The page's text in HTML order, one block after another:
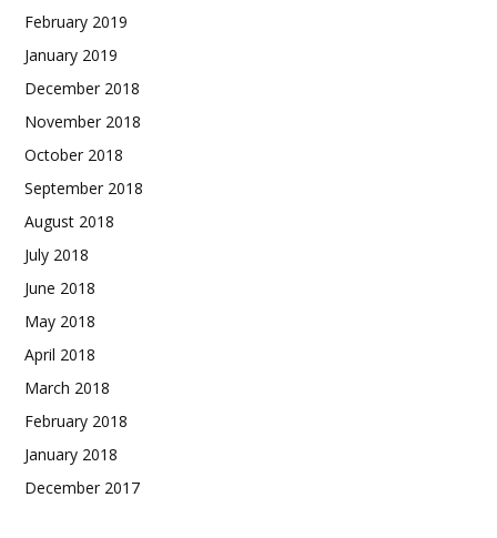
February 2019
January 2019
December 2018
November 2018
October 2018
September 2018
August 2018
July 2018
June 2018
May 2018
April 2018
March 2018
February 2018
January 2018
December 2017